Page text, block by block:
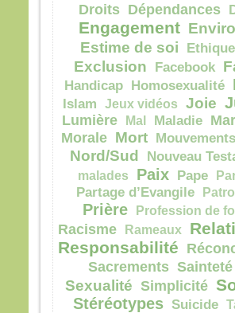
Droits Dépendances
Engagement
Estime de soi Ethique
Exclusion Facebook
Handicap Homosexualité
Islam
Jeux vidéos Joie
Lumière Mal Maladie
Morale Mort
Nord/Sud Nouveau
malades
Paix Pape
Partage d’Evangile Patro
Prière Profession de
Racisme Rameaux
Responsabilité
Sacrements Sainteté
Sexualité Simplicité
Stéréotypes Suicide